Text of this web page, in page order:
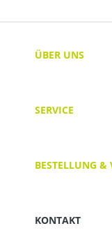
ÜBER UNS
SERVICE
BESTELLUNG &
KONTAKT